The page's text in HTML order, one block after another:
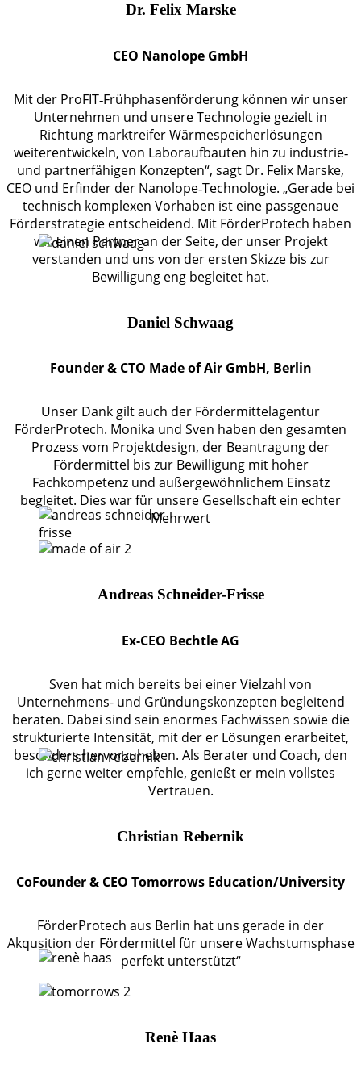
Dr. Felix Marske
CEO Nanolope GmbH
Mit der ProFIT‑Frühphasenförderung können wir unser
Unternehmen und unsere Technologie gezielt in
Richtung marktreifer Wärmespeicherlösungen
weiterentwickeln, von Laboraufbauten hin zu industrie‑
und partnerfähigen Konzepten“, sagt Dr. Felix Marske,
CEO und Erfinder der Nanolope‑Technologie. „Gerade bei
technisch komplexen Vorhaben ist eine passgenaue
Förderstrategie entscheidend. Mit FörderProtech haben
wir einen Partner an der Seite, der unser Projekt
verstanden und uns von der ersten Skizze bis zur
Bewilligung eng begleitet hat.
Daniel Schwaag
Founder & CTO Made of Air GmbH, Berlin
Unser Dank gilt auch der Fördermittelagentur
FörderProtech. Monika und Sven haben den gesamten
Prozess vom Projektdesign, der Beantragung der
Fördermittel bis zur Bewilligung mit hoher
Fachkompetenz und außergewöhnlichem Einsatz
begleitet. Dies war für unsere Gesellschaft ein echter
Mehrwert
Andreas Schneider-Frisse
Ex-CEO Bechtle AG
Sven hat mich bereits bei einer Vielzahl von
Unternehmens- und Gründungskonzepten begleitend
beraten. Dabei sind sein enormes Fachwissen sowie die
strukturierte Intensität, mit der er Lösungen erarbeitet,
besonders hervorzuheben. Als Berater und Coach, den
ich gerne weiter empfehle, genießt er mein vollstes
Vertrauen.
Christian Rebernik
CoFounder & CEO Tomorrows Education/University
FörderProtech aus Berlin hat uns gerade in der
Akqusition der Fördermittel für unsere Wachstumsphase
perfekt unterstützt“
Renè Haas